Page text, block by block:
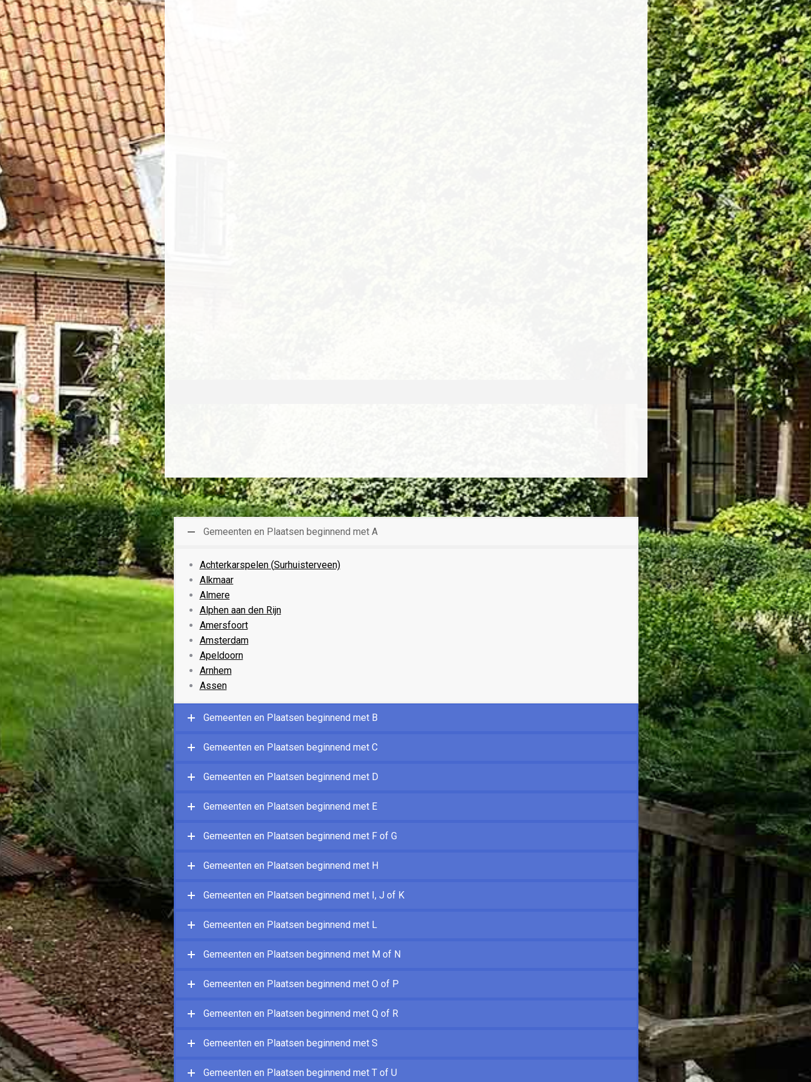
Gemeenten en Plaatsen beginnend met A
Achterkarspelen (Surhuisterveen)
Alkmaar
Almere
Alphen aan den Rijn
Amersfoort
Amsterdam
Apeldoorn
Arnhem
Assen
Gemeenten en Plaatsen beginnend met B
Gemeenten en Plaatsen beginnend met C
Gemeenten en Plaatsen beginnend met D
Gemeenten en Plaatsen beginnend met E
Gemeenten en Plaatsen beginnend met F of G
Gemeenten en Plaatsen beginnend met H
Gemeenten en Plaatsen beginnend met I, J of K
Gemeenten en Plaatsen beginnend met L
Gemeenten en Plaatsen beginnend met M of N
Gemeenten en Plaatsen beginnend met O of P
Gemeenten en Plaatsen beginnend met Q of R
Gemeenten en Plaatsen beginnend met S
Gemeenten en Plaatsen beginnend met T of U